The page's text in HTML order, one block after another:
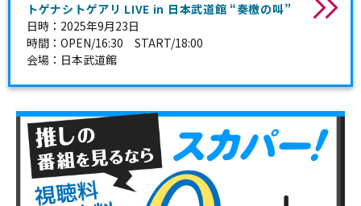
トゲナシトゲアリ LIVE in 日本武道館 “奏檄の叫”
日時：2025年9月23日
時間：OPEN/16:30 START/18:00
会場：日本武道館